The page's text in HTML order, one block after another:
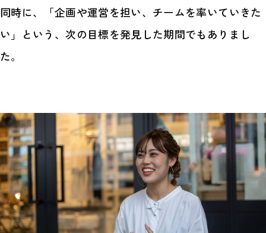
同時に、「企画や運営を担い、チームを率いていきた
い」という、次の目標を発見した期間でもありまし
た。